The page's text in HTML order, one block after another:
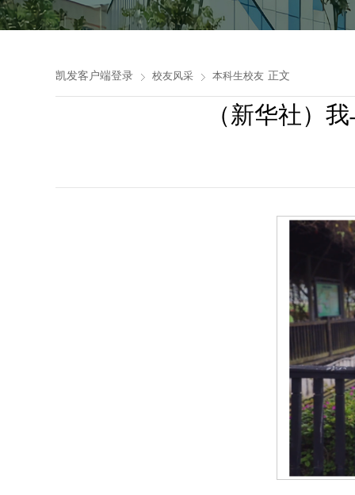
凯发客户端登录 校友风采 本科生校友 正文
（新华社）